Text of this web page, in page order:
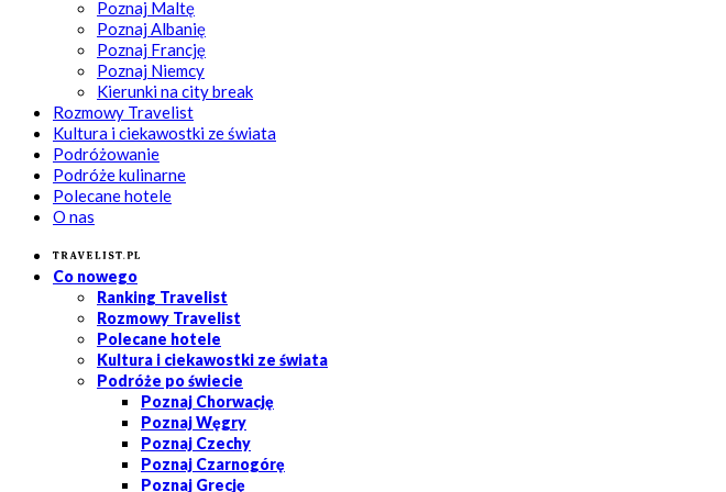
Poznaj Maltę
Poznaj Albanię
Poznaj Francję
Poznaj Niemcy
Kierunki na city break
Rozmowy Travelist
Kultura i ciekawostki ze świata
Podróżowanie
Podróże kulinarne
Polecane hotele
O nas
Travelist.pl
Co nowego
Ranking Travelist
Rozmowy Travelist
Polecane hotele
Kultura i ciekawostki ze świata
Podróże po świecie
Poznaj Chorwację
Poznaj Węgry
Poznaj Czechy
Poznaj Czarnogórę
Poznaj Grecję